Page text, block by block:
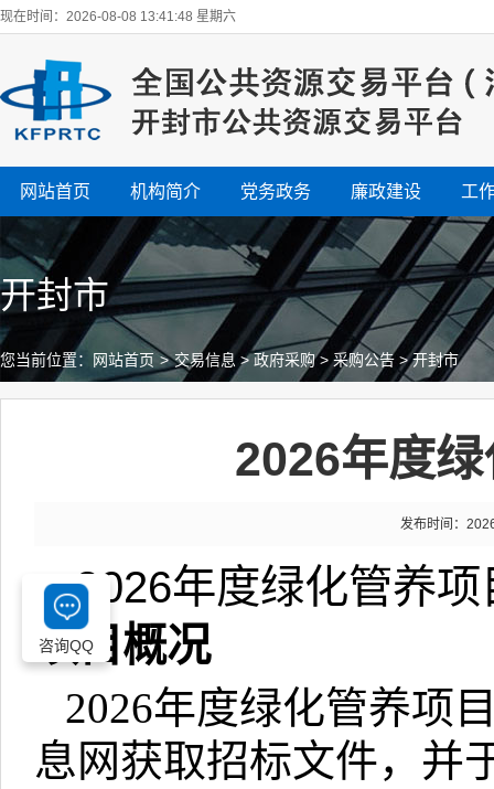
现在时间：2026-08-08 13:41:49 星期六
网站首页 机构简介 党务政务 廉政建设 工
开封市
您当前位置： 网站首页 > 交易信息 >政府采购>采购公告 >开封市
2026年度
发布时间：
2026年度绿化管养
项目概况
2026年度绿化管养项
息网获取招标文件，并
咨询QQ